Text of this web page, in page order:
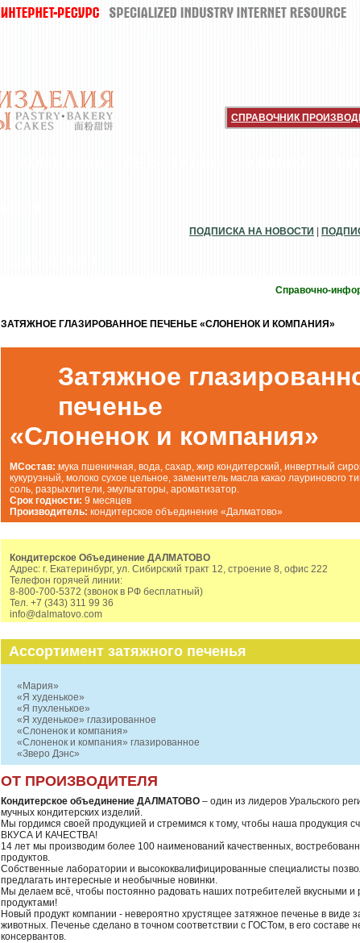
СПРАВОЧНИК
ПОДПИСКА НА НОВОСТИ
Справочно-
ЗАТЯЖНОЕ ГЛАЗИРОВАННОЕ ПЕЧЕНЬЕ «СЛОНЕНОК И КОМПАНИЯ»
Затяжное
печенье
«Слоненок и компания»
МСостав: мука пшеничная, вода, сахар, жир кондитерский, инвертный
кукурузный, молоко сухое цельное, заменитель масла какао лауринового
соль, разрыхлители, эмульгаторы, ароматизатор.
Срок годности: 9 месяцев
Производитель: кондитерское объединение «Далматово»
Кондитерское Объединение ДАЛМАТОВО
Адрес: г. Екатеринбург, ул. Сибирский тракт 12, строение 8, офис 222
Телефон горячей линии:
8-800-700-5372 (звонок в РФ бесплатный)
Тел. +7 (343) 311 99 36
info@dalmatovo.com
Ассортимент затяжного печенья
«Мария»
«Я худенькое»
«Я пухленькое»
«Я худенькое» глазированное
«Слоненок и компания»
«Слоненок и компания» глазированное
«Зверо Дэнс»
ОТ ПРОИЗВОДИТЕЛЯ
Кондитерское объединение ДАЛМАТОВО – один из лидеров Уральского
мучных кондитерских изделий.
Мы гордимся своей продукцией и стремимся к тому, чтобы наша продукция
ВКУСА И КАЧЕСТВА!
14 лет мы производим более 100 наименований качественных,
продуктов.
Собственные лаборатории и высококвалифицированные специалисты
предлагать интересные и необычные новинки.
Мы делаем всё, чтобы постоянно радовать наших потребителей вкусными и
продуктами!
Новый продукт компании - невероятно хрустящее затяжное печенье в виде
животных. Печенье сделано в точном соответствии с ГОСТом, в его составе
консервантов.